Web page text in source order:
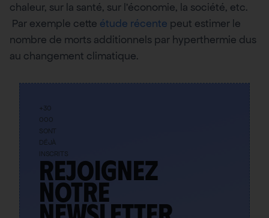
chaleur, sur la santé, sur l’économie, la société, etc.
Par exemple cette étude récente peut estimer le
nombre de morts additionnels par hyperthermie dus
au changement climatique.
+30
000
SONT
DÉJÀ
INSCRITS
Rejoignez
notre